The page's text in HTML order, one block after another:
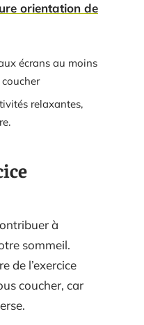
orientation de
écrans au moins
relaxantes,
à
sommeil.
de l’exercice
coucher, car